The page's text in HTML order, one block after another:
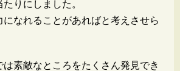
りにしました。
なれることがあればと考えさせら
素敵なところをたくさん発見でき